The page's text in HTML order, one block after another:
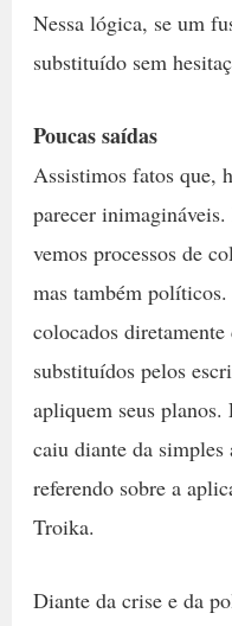
Nessa lógica, se um
substituído sem
Poucas saídas
Assistimos fatos que,
parecer
vemos processos de
mas também
colocados
substituídos pelos
apliquem seus
caiu diante da simples
referendo sobre a
Troika.
Diante da crise e da